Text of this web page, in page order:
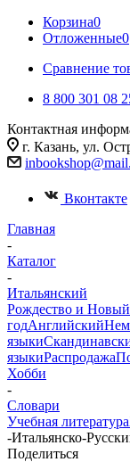
Корзина0
Отложенные0
Сравнение
8 800 301 08
Контактная
г. Казань, ул.
Вконтакте
Главная
-
Каталог
-
Итальянский
Рождество и Новый
годАнглийский
языки
языкиРаспродажа
Хобби
-
Словари
Учебная литература
-Итальянско-
Поделиться